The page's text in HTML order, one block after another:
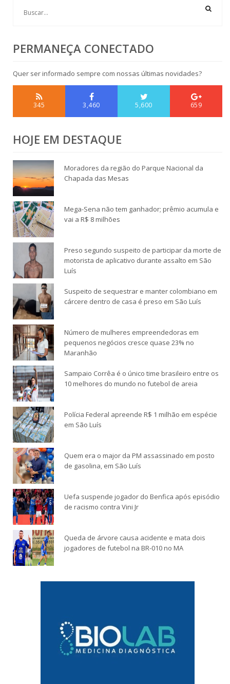
PERMANEÇA CONECTADO
Quer ser informado sempre com nossas últimas novidades?
345 3,460 5,600 659
HOJE EM DESTAQUE
Moradores da região do Parque Nacional da
Chapada das Mesas
Mega-Sena não tem ganhador; prêmio acumula e
vai a R$ 8 milhões
Preso segundo suspeito de participar da morte de
motorista de aplicativo durante assalto em São
Luís
Suspeito de sequestrar e manter colombiano em
cárcere dentro de casa é preso em São Luís
Número de mulheres empreendedoras em
pequenos negócios cresce quase 23% no
Maranhão
Sampaio Corrêa é o único time brasileiro entre os
10 melhores do mundo no futebol de areia
Polícia Federal apreende R$ 1 milhão em espécie
em São Luís
Quem era o major da PM assassinado em posto
de gasolina, em São Luís
Uefa suspende jogador do Benfica após episódio
de racismo contra Vini Jr
Queda de árvore causa acidente e mata dois
jogadores de futebol na BR-010 no MA